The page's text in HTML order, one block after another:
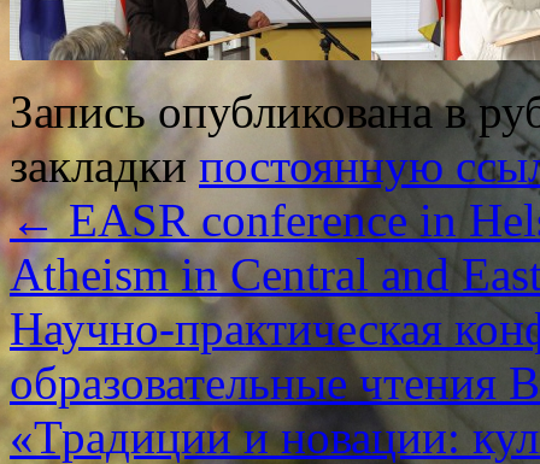
Запись опубликована в
закладкипостоянную
←EASR conference in
Atheism in Central and
Научно-практическая
образовательные чтения
«Традиции и новации: